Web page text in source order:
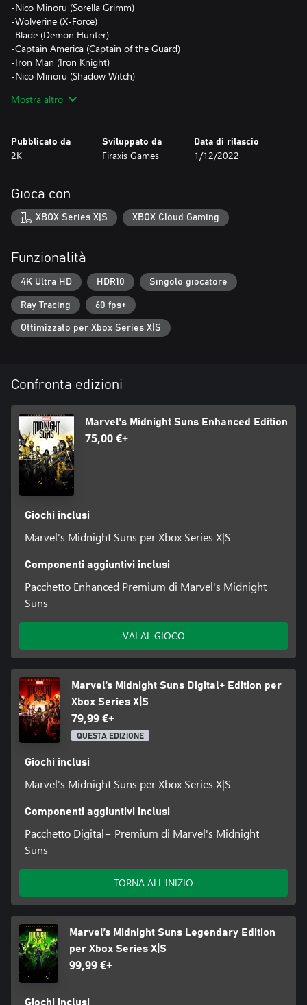
-Nico Minoru (Sorella Grimm)
-Wolverine (X-Force)
-Blade (Demon Hunter)
-Captain America (Captain of the Guard)
-Iron Man (Iron Knight)
-Nico Minoru (Shadow Witch)
-Magik (Nuovi Mutanti)
personaggio. I personaggi potrebbero richiedere lo sblocco
durante il gameplay. Le skin premium saranno rilasciate
SCATENA IL LATO OSCURO DI MARVEL
le malvagie armate di Hydra, è il momento di scatenare il lato
un'improvvisata congrega di storici supereroi e pericolosi
guerrieri sovrannaturali verso la vittoria. Riusciranno leggende del
calibro di Doctor Strange, Iron Man e Blade a far fronte comune
verso una minaccia apocalittica sempre più incombente? Se
intendi salvare il mondo, dovrai siglare delle alleanze e guidare in
Con una gamma di personaggi e skill potenziabili che ti
permettono di creare la tua versione personalizzata di Hunter, sei
tu a decidere come rispedire Lilith e la sua armata negli inferi.
Mostra altro
Pubblicato da
2K
Sviluppato da
Firaxis Games
Data di rilascio
1/12/2022
Gioca con
XBOX Series X|S XBOX Cloud Gaming
Funzionalità
4K Ultra HD HDR10 Singolo giocatore
Ray Tracing 60 fps+
Ottimizzato per Xbox Series X|S
Confronta edizioni
Marvel's Midnight Suns Enhanced Edition
75,00 €+
Giochi inclusi
Marvel's Midnight Suns per Xbox Series X|S
Componenti aggiuntivi inclusi
Pacchetto Enhanced Premium di Marvel's Midnight
Suns
VAI AL GIOCO
Marvel’s Midnight Suns Digital+ Edition per
Xbox Series X|S
79,99 €+
QUESTA EDIZIONE
Giochi inclusi
Marvel's Midnight Suns per Xbox Series X|S
Componenti aggiuntivi inclusi
Pacchetto Digital+ Premium di Marvel's Midnight
Suns
TORNA ALL'INIZIO
Marvel’s Midnight Suns Legendary Edition
per Xbox Series X|S
99,99 €+
Giochi inclusi